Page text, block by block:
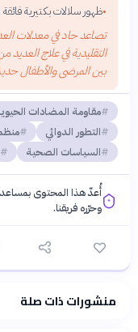
•ظهور سلالات بكتيرية
تصاعد حاد في معدلات
التقليدية في علاج
بين المرضى والأطفال
مقاومة المضادات
التطور الدوائي
السياسات الصحية
أُعدّ هذا المحتوى
وحرّره فريقنا.
فلسفتنا المعرفية· سياسة
منشورات ذات صلة